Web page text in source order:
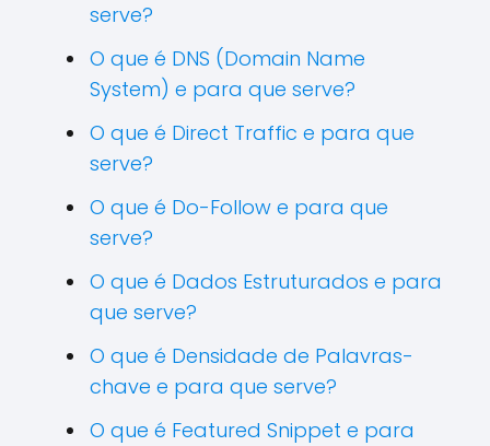
serve?
O que é DNS (Domain Name
System) e para que serve?
O que é Direct Traffic e para que
serve?
O que é Do-Follow e para que
serve?
O que é Dados Estruturados e para
que serve?
O que é Densidade de Palavras-
chave e para que serve?
O que é Featured Snippet e para